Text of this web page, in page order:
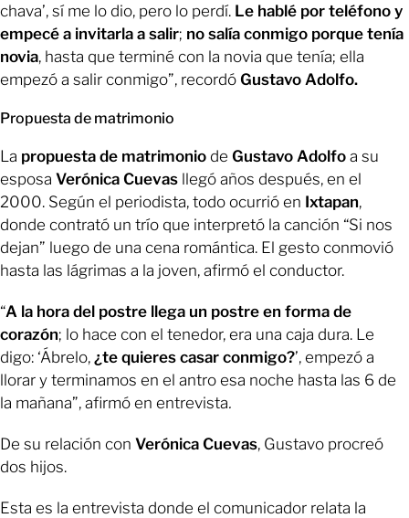
chava’, sí me lo dio, pero lo perdí. Le hablé por teléfono y
empecé a invitarla a salir; no salía conmigo porque tenía
novia, hasta que terminé con la novia que tenía; ella
empezó a salir conmigo”, recordó Gustavo Adolfo.
Propuesta de matrimonio
La propuesta de matrimonio de Gustavo Adolfo a su
esposa Verónica Cuevas llegó años después, en el
2000. Según el periodista, todo ocurrió en Ixtapan,
donde contrató un trío que interpretó la canción “Si nos
dejan” luego de una cena romántica. El gesto conmovió
hasta las lágrimas a la joven, afirmó el conductor.
“A la hora del postre llega un postre en forma de
corazón; lo hace con el tenedor, era una caja dura. Le
digo: ‘Ábrelo, ¿te quieres casar conmigo?’, empezó a
llorar y terminamos en el antro esa noche hasta las 6 de
la mañana”, afirmó en entrevista.
De su relación con Verónica Cuevas, Gustavo procreó
dos hijos.
Esta es la entrevista donde el comunicador relata la